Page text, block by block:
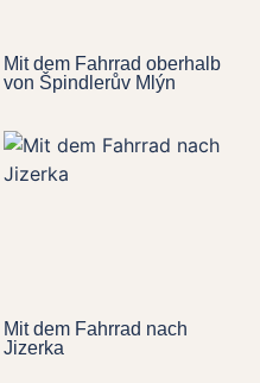
Mit dem Fahrrad oberhalb
von Špindlerův Mlýn
Mit dem Fahrrad nach
Jizerka